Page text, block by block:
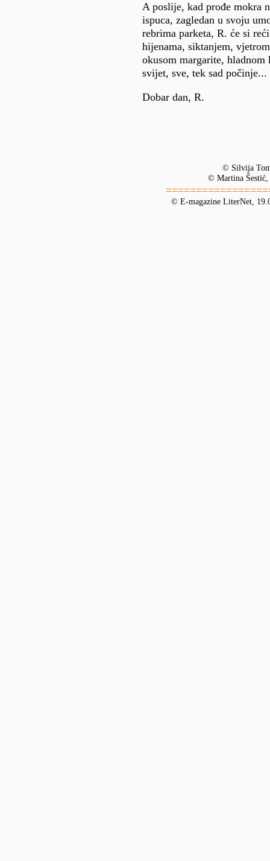
A poslije, kad prođe mokra
ispuca, zagledan u svoju
rebrima parketa, R. će si
hijenama, siktanjem,
okusom margarite,
svijet, sve, tek sad počinje...
Dobar dan, R.
© Silvija
© Martina
© E-magazine LiterNet,